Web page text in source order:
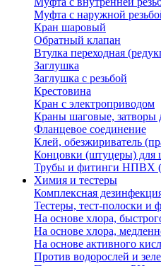
Муфта с наружной
Кран шаровый
Обратный клапан
Втулка переходная
Заглушка
Заглушка с резьбой
Крестовина
Кран с электроприводом
Краны шаговые, затворы
Фланцевое соединение
Клей, обезжириватель
Концовки (штуцеры) для
Трубы и фитинги НПВХ
Химия и тестеры
Комплексная
Тестеры, тест-полоски и
На основе хлора,
На основе хлора,
На основе активного
Против водорослей и